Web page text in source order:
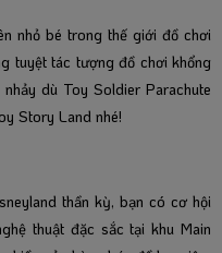
nhỏ bé trong thế giới đồ chơi
tuyệt tác tượng đồ chơi khổng
dù Toy Soldier Parachute
Story Land nhé!
thần kỳ, bạn có cơ hội
thuật đặc sắc tại khu Main